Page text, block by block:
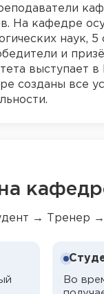
На кафедре
и
выступает
созданы все
→ Тренер
Во